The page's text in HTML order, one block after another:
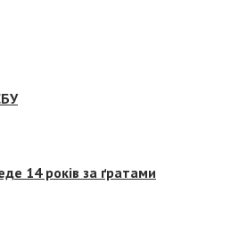
14 років за ґратами